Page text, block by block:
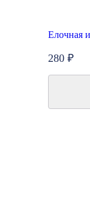
Елочная
280 ₽